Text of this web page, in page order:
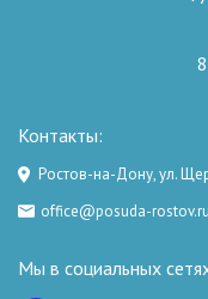
Контакты:
Ростов-на-Дону, ул.
office@posuda-rostov.ru
Мы в социальных